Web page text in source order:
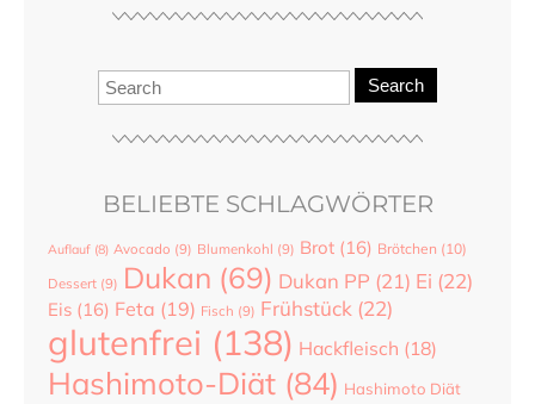
Search
BELIEBTE SCHLAGWÖRTER
Auflauf (8) Avocado (9) Blumenkohl (9) Brot (16) Brötchen (10)
Dessert (9) Dukan (69) Dukan PP (21) Ei (22)
Eis (16) Feta (19) Fisch (9) Frühstück (22)
glutenfrei (138) Hackfleisch (18)
Hashimoto-Diät (84) Hashimoto Diät